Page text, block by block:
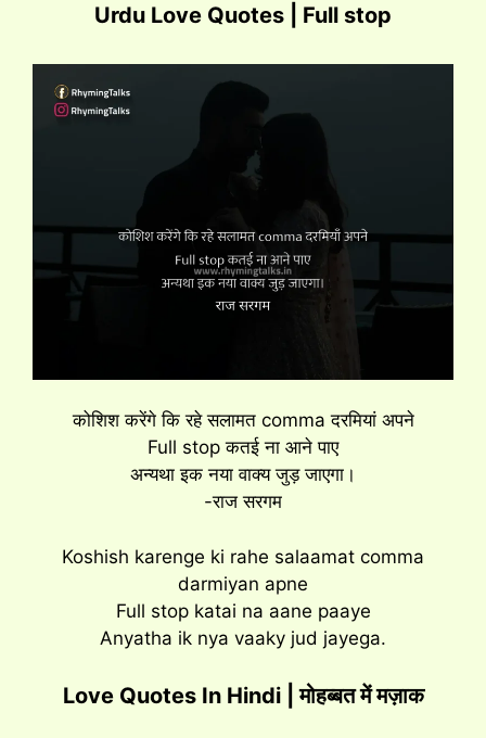
Urdu Love Quotes | Full stop
कोशिश करेंगे कि रहे सलामत comma दरमियां अपने
Full stop कतई ना आने पाए
अन्यथा इक नया वाक्य जुड़ जाएगा।
-राज सरगम
Koshish karenge ki rahe salaamat comma
darmiyan apne
Full stop katai na aane paaye
Anyatha ik nya vaaky jud jayega.
Love Quotes In Hindi | मोहब्बत में मज़ाक